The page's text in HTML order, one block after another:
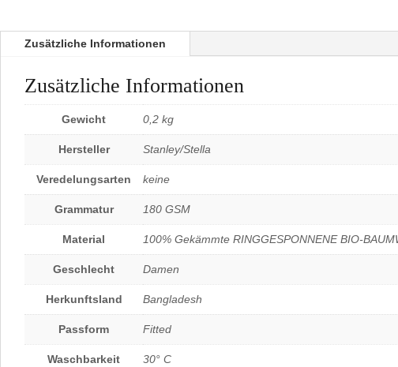
Zusätzliche Informationen
Zusätzliche Informationen
Gewicht 0,2 kg
Hersteller Stanley/Stella
Veredelungsarten keine
Grammatur 180 GSM
Material 100% Gekämmte RINGGESPONNENE BIO-
Geschlecht Damen
Herkunftsland Bangladesh
Passform Fitted
Waschbarkeit 30° C